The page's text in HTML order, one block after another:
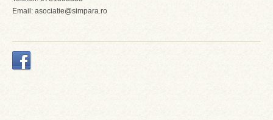
Email: asociatie@simpara.ro